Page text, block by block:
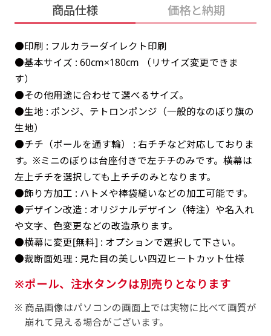
商品仕様 価格と納期
●印刷 : フルカラーダイレクト印刷
●基本サイズ : 60cm×180cm （リサイズ変更できま
す）
●その他用途に合わせて選べるサイズ。
●生地 : ポンジ、テトロンポンジ（一般的なのぼり旗の
生地）
●チチ（ポールを通す輪） : 右チチなど対応しておりま
す。※ミニのぼりは台座付きで左チチのみです。横幕は
左上チチを選択しても上チチのみとなります。
●飾り方加工 : ハトメや棒袋縫いなどの加工可能です。
●デザイン改造 : オリジナルデザイン（特注）や名入れ
や文字、色変更などの改造承ります。
●横幕に変更[無料] : オプションで選択して下さい。
●裁断面処理 : 見た目の美しい四辺ヒートカット仕様
ポール、注水タンクは別売りとなります
商品画像はパソコンの画面上では実物に比べて画質が
崩れて見える場合がございます。
文字だけのぼり［ +1,298円 ］
ご購入時の案内に沿って、文字をご指定くだ
さい。
文字だけのぼり（要画像確認）［ +1,598円
］
弊社よりJPG画像をお送りします。ご確認のお
返事を頂いたあとに製作開始いたします。
ロゴ有り名入れ［ +1,498円］
イルまたは、文章でお知らせください。
ロゴ有り名入れ（要画像確認）［ +1,798
円］
弊社よりJPG画像をお送りします。ご確認のお
返事を頂いたあとに製作開始いたします。
デザインアレンジ［ +2,498円 ］
デザインの色や文字等が変更いただけます。
コンパクト(45x150)
あまり一般的でないサイズですが最近、注文が増
コンビニさんなどで多いです。 お店の外観の邪魔
になりづらく、狭い範囲で沢山飾れます。
ハーフ(30x90)
店内用です。お客さんの歩行や陳列した商品の邪
魔になりにくいのがポイントです。ハーフ用のポ
ールが必要です。
あまり一般的でないサイズですが最近、注文が増
コンビニさんなどで多いです。 お店の外観の邪魔
になりづらく、狭い範囲で沢山飾れます。
ハーフ(90x30)
店内用です。お客さんの歩行や陳列した商品の邪
魔になりにくいのがポイントです。ハーフ用のポ
ールが必要です。
タペストリー
加工
Aバナー用チチ
（上2下2）